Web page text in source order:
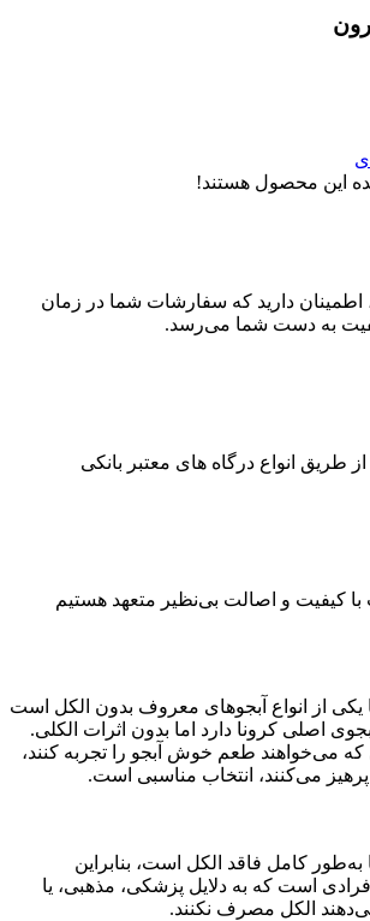
این محصول هستند!
اطمینان دارید که سفارشات شما در زمان
به دست شما می‌رسد.
از طریق انواع درگاه های معتبر بانکی
با کیفیت و اصالت بی‌نظیر متعهد هستیم
یکی از انواع آبجوهای معروف بدون الکل است
اصلی کرونا دارد اما بدون اثرات الکلی.
که می‌خواهند طعم خوش آبجو را تجربه کنند،
می‌کنند، انتخاب مناسبی است.
به‌طور کامل فاقد الکل است، بنابراین
است که به دلایل پزشکی، مذهبی، یا
الکل مصرف نکنند.